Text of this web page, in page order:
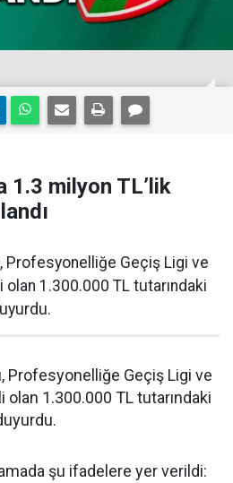
1.3 milyon TL’lik
Profesyonelliğe Geçiş Ligi ve
1.300.000 TL tutarındaki
Profesyonelliğe Geçiş Ligi ve
1.300.000 TL tutarındaki
şu ifadelere yer verildi: